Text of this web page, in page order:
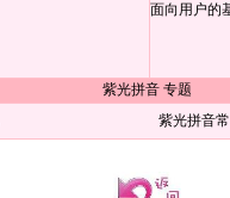
面向用户的
紫光拼音 专题
紫光拼音